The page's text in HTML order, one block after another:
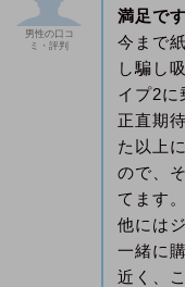
男性の口コ
ミ・評判
満足です
今まで
し騙し
イプ2に
正直期
た以上
ので、
てます。
他には
一緒に
近く、